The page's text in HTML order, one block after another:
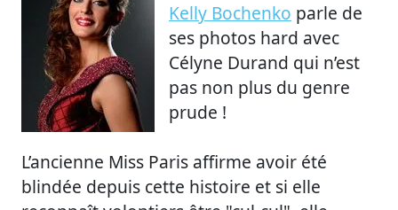
Kelly Bochenko parle de
ses photos hard avec
Célyne Durand qui n’est
pas non plus du genre
prude !
L’ancienne Miss Paris affirme avoir été
blindée depuis cette histoire et si elle